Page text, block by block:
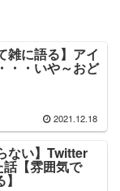
雑に語る】アイ
・・いや～おど
2021.12.18
ない】Twitter
【雰囲気で